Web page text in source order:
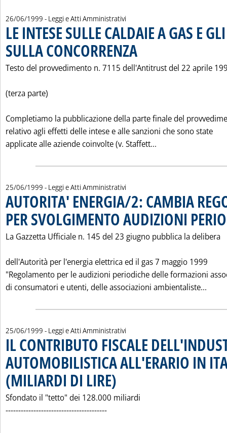
26/06/1999 - Leggi e Atti Amministrativi
LE INTESE SULLE CALDAIE A GAS E
SULLA CONCORRENZA
Testo del provvedimento n. 7115 dell'Antitrust del 22 aprile
(terza parte)
Completiamo la pubblicazione della parte finale del
relativo agli effetti delle intese e alle sanzioni che sono state
applicate alle aziende coinvolte (v. Staffett...
25/06/1999 - Leggi e Atti Amministrativi
AUTORITA' ENERGIA/2: CAMBIA
PER SVOLGIMENTO AUDIZIONI
La Gazzetta Ufficiale n. 145 del 23 giugno pubblica la delibera
dell'Autorità per l'energia elettrica ed il gas 7 maggio 1999
"Regolamento per le audizioni periodiche delle formazioni
di consumatori e utenti, delle associazioni ambientaliste...
25/06/1999 - Leggi e Atti Amministrativi
IL CONTRIBUTO FISCALE
AUTOMOBILISTICA ALL'ERARIO IN
(MILIARDI DI LIRE)
Sfondato il "tetto" dei 128.000 miliardi
----------------------------------------